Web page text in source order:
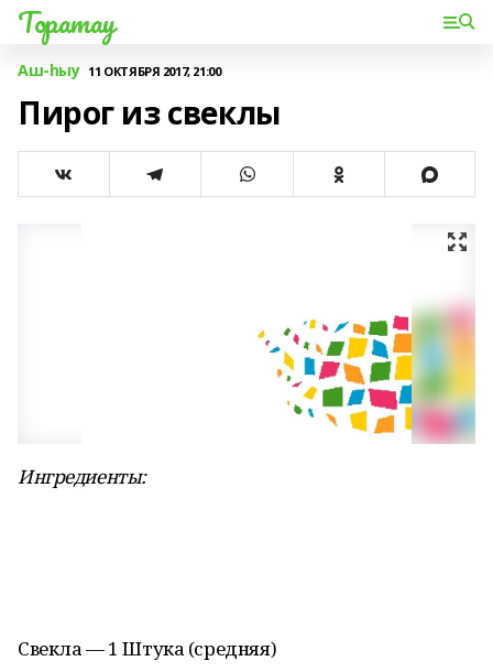
Торатау
Аш-һыу 11 ОКТЯБРЯ 2017, 21:00
Пирог из свеклы
Ингредиенты:
Свекла — 1 Штука (средняя)